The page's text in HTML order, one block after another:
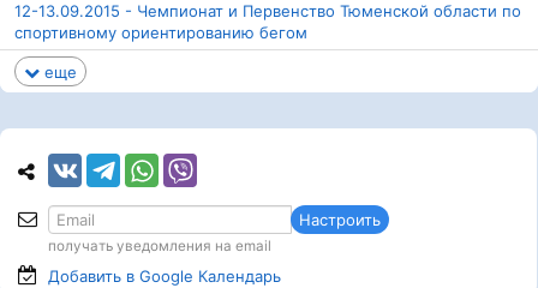
12-13.09.2015 - Чемпионат и Первенство Тюменской области по
спортивному ориентированию бегом
еще
Настроить
получать уведомления на email
Добавить в Google Календарь